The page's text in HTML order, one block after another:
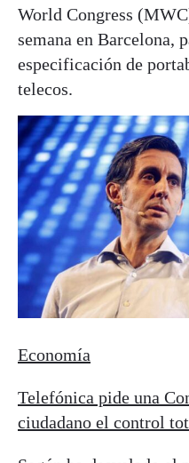
World Congress
semana en Barcelona,
especificación de
telecos.
Economía
Telefónica pide una
ciudadano el control